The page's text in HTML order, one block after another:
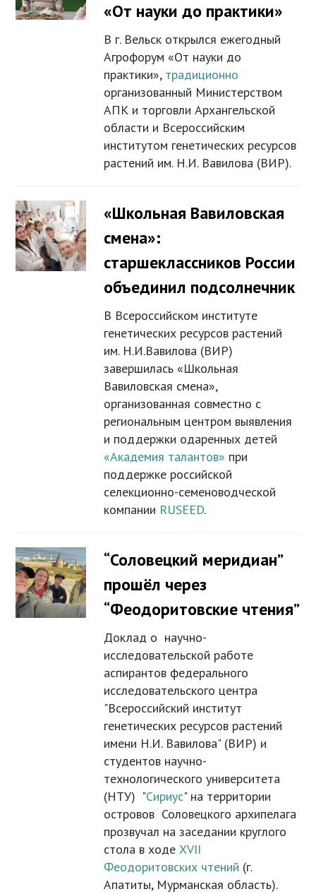
«От науки до практики»
В г. Вельск открылся ежегодный
Агрофорум «От науки до
практики», традиционно
организованный Министерством
АПК и торговли Архангельской
области и Всероссийским
институтом генетических ресурсов
растений им. Н.И. Вавилова (ВИР).
«Школьная Вавиловская
смена»:
старшеклассников России
объединил подсолнечник
В Всероссийском институте
генетических ресурсов растений
им. Н.И.Вавилова (ВИР)
завершилась «Школьная
Вавиловская смена»,
организованная совместно с
региональным центром выявления
и поддержки одаренных детей
«Академия талантов» при
поддержке российской
селекционно-семеноводческой
компании RUSEED.
“Соловецкий меридиан”
прошёл через
“Феодоритовские чтения”
Доклад о научно-
исследовательской работе
аспирантов федерального
исследовательского центра
"Всероссийский институт
генетических ресурсов растений
имени Н.И. Вавилова" (ВИР) и
студентов научно-
технологического университета
(НТУ) "Сириус" на территории
островов Соловецкого архипелага
прозвучал на заседании круглого
стола в ходеXVII
Феодоритовских чтений (г.
Апатиты, Мурманская область).